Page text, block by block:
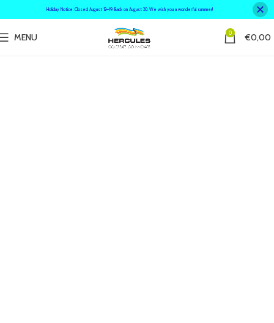
MENU 0 €0,00
Holiday Notice: Closed August 12–19. Back on August 20. We wish you a wonderful summer!